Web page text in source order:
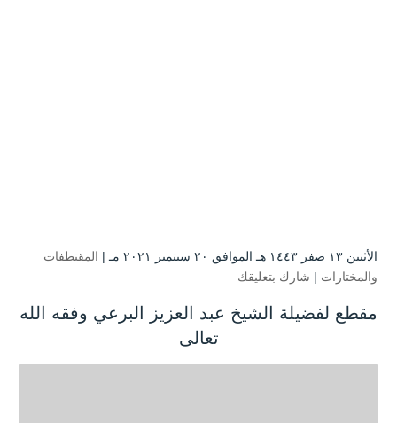
الأثنين ۱۳ صفر ۱٤٤۳ هـ الموافق ۲۰ سبتمبر ۲۰۲۱ مـ |
المقتطفات
والمختارات | شارك بتعليقك
مقطع لفضيلة الشيخ عبد العزيز البرعي وفقه الله
تعالى